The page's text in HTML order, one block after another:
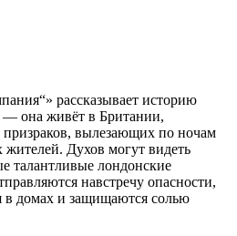
рассказывает историю
она живёт в Британии,
вылезающих по ночам
Духов могут видеть
талантливые лондонские
навстречу опасности,
в домах и защищаются солью